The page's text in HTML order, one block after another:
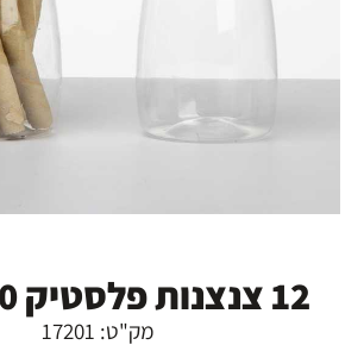
12 צנצנות פלסטיק 150 מ"ל
מק"ט: 17201